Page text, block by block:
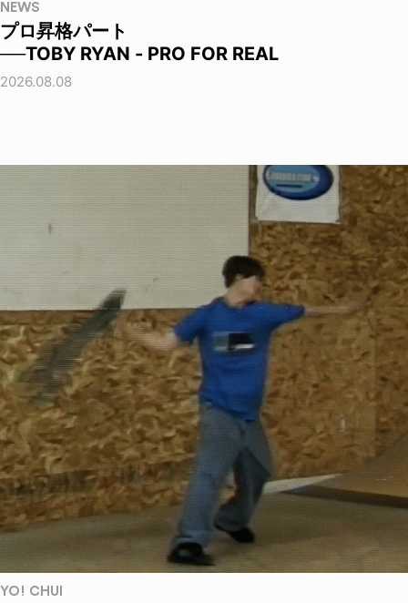
NEWS
プロ昇格パート
──TOBY RYAN - PRO FOR REAL
2026.08.08
YO! CHUI